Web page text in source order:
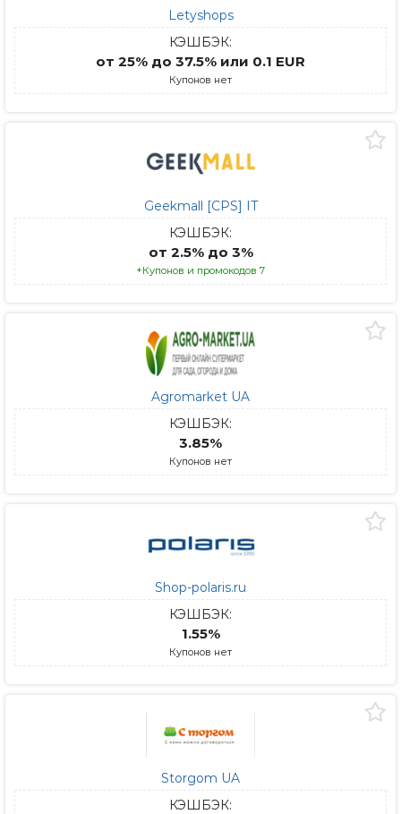
Letyshops
КЭШБЭК:
от 25% до 37.5% или 0.1 EUR
Купонов нет
Geekmall [CPS] IT
КЭШБЭК:
от 2.5% до 3%
+Купонов и промокодов 7
Agromarket UA
КЭШБЭК:
3.85%
Купонов нет
Shop-polaris.ru
КЭШБЭК:
1.55%
Купонов нет
Storgom UA
КЭШБЭК: